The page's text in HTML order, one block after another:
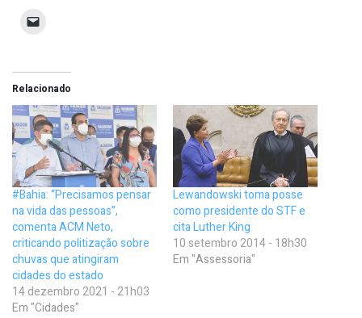
Relacionado
#Bahia: “Precisamos pensar
na vida das pessoas”,
comenta ACM Neto,
criticando politização sobre
chuvas que atingiram
cidades do estado
14 dezembro 2021 - 21h03
Em "Cidades"
Lewandowski toma posse
como presidente do STF e
cita Luther King
10 setembro 2014 - 18h30
Em "Assessoria"